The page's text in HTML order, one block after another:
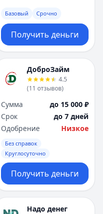
Базовый Срочно
Получить деньги
ДоброЗайм
4.5
(11 отзывов)
Сумма
до 15 000 ₽
Срок
до 7 дней
Одобрение
Низкое
Без справок
Круглосуточно
Получить деньги
Надо денег